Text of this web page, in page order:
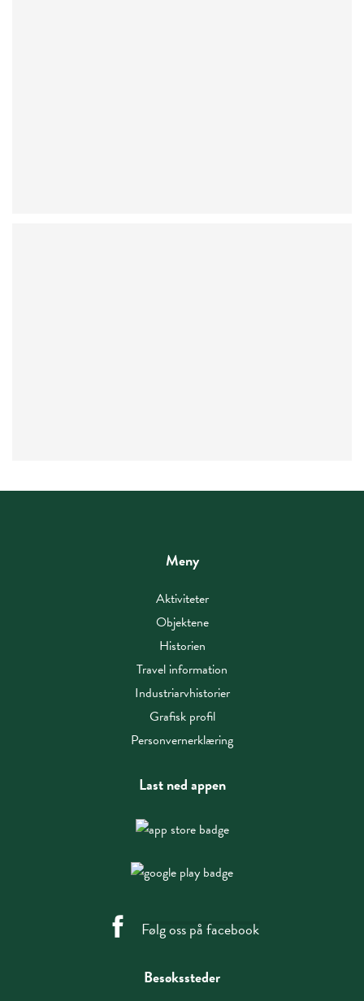
Meny
Aktiviteter
Objektene
Historien
Travel information
Industriarvhistorier
Grafisk profil
Personvernerklæring
Last ned appen
Følg oss på facebook
Besøkssteder